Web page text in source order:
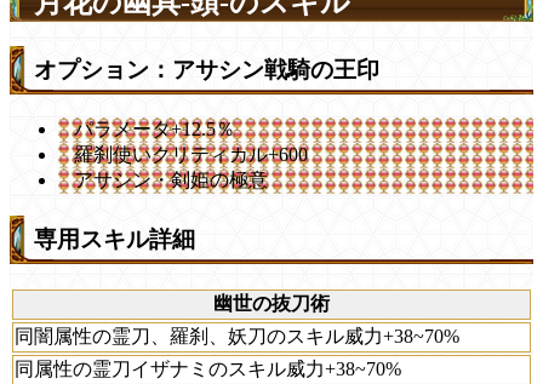
オプション：アサシン戦騎の王印
パラメータ+12.5％
羅刹使いクリティカル+600
アサシン・剣姫の極意
専用スキル詳細
幽世の抜刀術
同闇属性の霊刀、羅刹、妖刀のスキル威力+38~70%
同属性の霊刀イザナミのスキル威力+38~70%